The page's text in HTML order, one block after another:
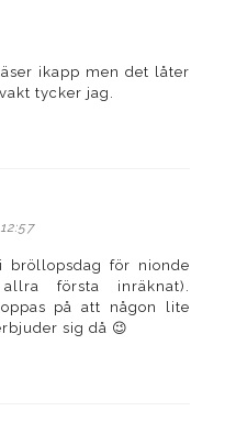
ikapp men det låter
tycker jag.
bröllopsdag för nionde
första inräknat).
på att någon lite
sig då 😉